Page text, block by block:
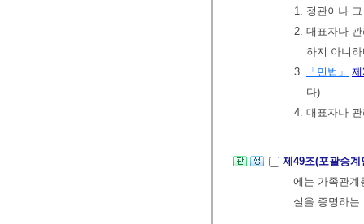
1. 정관이나
2. 대표자나
하지 아니
3.
「민법」
다)
4. 대표자나
제49조(포괄승
에는 가족관계
실을 증명하